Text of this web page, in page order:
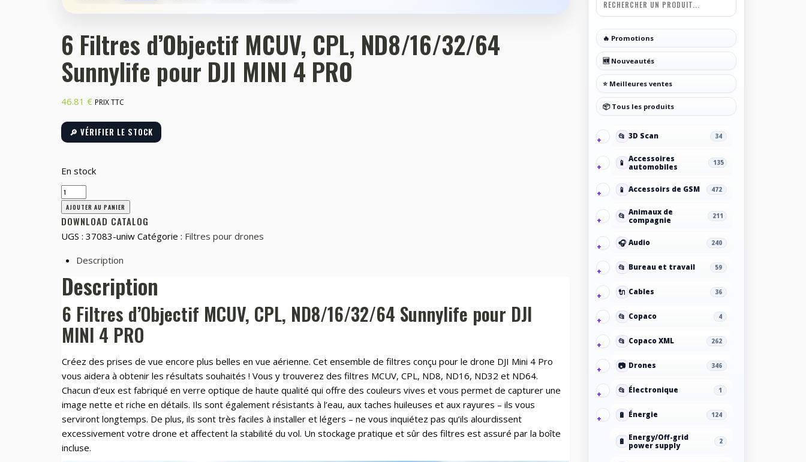
6 Filtres d’Objectif MCUV, CPL, ND8/16/32/64
Sunnylife pour DJI MINI 4 PRO
46.81 € PRIX TTC
🔎 VÉRIFIER LE STOCK
En stock
quantité
de
6
Filtres
MCUV,
CPL,
ND8/16/32/64
Sunnylife
pour
DJI
4
PRO
AJOUTER AU PANIER
DOWNLOAD CATALOG
UGS : 37083-uniw Catégorie : Filtres pour drones
Description
Description
6 Filtres d’Objectif MCUV, CPL, ND8/16/32/64 Sunnylife pour DJI
MINI 4 PRO
Créez des prises de vue encore plus belles en vue aérienne. Cet ensemble de filtres conçu pour le drone DJI Mini 4 Pro
vous aidera à obtenir les résultats souhaités ! Vous y trouverez des filtres MCUV, CPL, ND8, ND16, ND32 et ND64.
Chacun d’eux est fabriqué en verre optique de haute qualité qui offre des couleurs vives et vous permet de capturer une
image nette et riche en détails. Ils sont également résistants à l’eau, aux taches huileuses et aux rayures – ils vous
serviront longtemps. De plus, ils sont très faciles à installer et légers – ne vous inquiétez pas qu’ils alourdissent
excessivement votre drone et affectent la stabilité du vol. Un stockage pratique et sûr des filtres est assuré par la boîte
incluse.
🔥 Promotions
🆕 Nouveautés
⭐ Meilleures ventes
📦 Tous les produits
📂 3D Scan 34
📱 Accessoires
automobiles
135
📱 Accessoirs de GSM 472
📂 Animaux de
compagnie
211
🎧 Audio 240
📂 Bureau et travail 59
🔌 Cables 36
📂 Copaco 4
📂 Copaco XML 262
📷 Drones 346
📂 Électronique 1
🔋 Énergie 124
🔋 Energy/Off-grid
power supply
2